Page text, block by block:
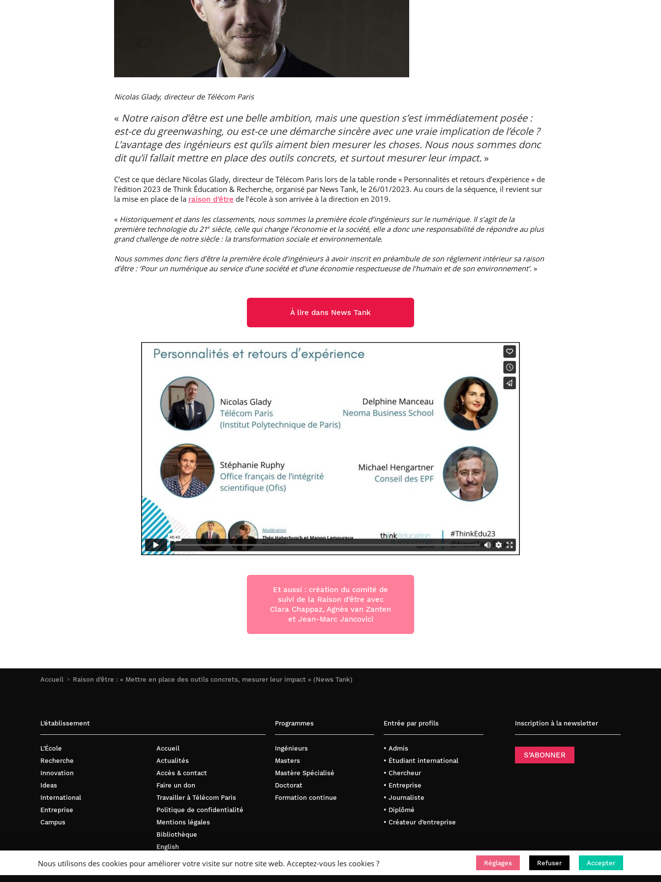
Accueil Raison d’être : « Mettre en place des outils concrets, mesurer leur impact » (News Tank)
Nicolas Glady, directeur de Télécom Paris
« Notre raison d’être est une belle ambition, mais une question s’est immédiatement posée :
est-ce du greenwashing, ou est-ce une démarche sincère avec une vraie implication de l’école ?
L’avantage des ingénieurs est qu’ils aiment bien mesurer les choses. Nous nous sommes donc
dit qu’il fallait mettre en place des outils concrets, et surtout mesurer leur impact. »
C’est ce que déclare Nicolas Glady, directeur de Télécom Paris lors de la table ronde « Personnalités et retours d’expérience » de
l’édition 2023 de Think Éducation & Recherche, organisé par News Tank, le 26/01/2023. Au cours de la séquence, il revient sur
la mise en place de la raison d’être de l’école à son arrivée à la direction en 2019.
« Historiquement et dans les classements, nous sommes la première école d’ingénieurs sur le numérique. Il s’agit de la
première technologie du 21esiècle, celle qui change l’économie et la société, elle a donc une responsabilité de répondre au plus
grand challenge de notre siècle : la transformation sociale et environnementale.
Nous sommes donc fiers d’être la première école d’ingénieurs à avoir inscrit en préambule de son règlement intérieur sa raison
d’être : ‘Pour un numérique au service d’une société et d’une économie respectueuse de l’humain et de son environnement’. »
À lire dans News Tank
Et aussi : création du comité de
suivi de la Raison d’être avec
Clara Chappaz, Agnès van Zanten
et Jean-Marc Jancovici
L’établissement
L’École
Recherche
Innovation
Ideas
International
Entreprise
Campus
Accueil
Actualités
Accès & contact
Faire un don
Travailler à Télécom Paris
Politique de confidentialité
Mentions légales
Bibliothèque
English
Programmes
Ingénieurs
Masters
Mastère Spécialisé
Doctorat
Formation continue
Entrée par profils
• Admis
• Étudiant international
• Chercheur
• Entreprise
• Journaliste
• Diplômé
• Créateur d’entreprise
Inscription à la newsletter
S’ABONNER
Nous utilisons des cookies pour améliorer votre visite sur notre site web. Acceptez-vous les cookies ? Réglages Refuser Accepter